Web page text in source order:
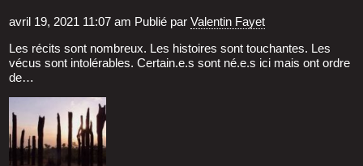
avril 19, 2021 11:07 am Publié parValentin Fayet
Les récits sont nom­breux. Les his­toires sont tou­chantes. Les
vécus sont into­lé­rables. Certain.e.s sont né.e.s ici mais ont ordre
de…